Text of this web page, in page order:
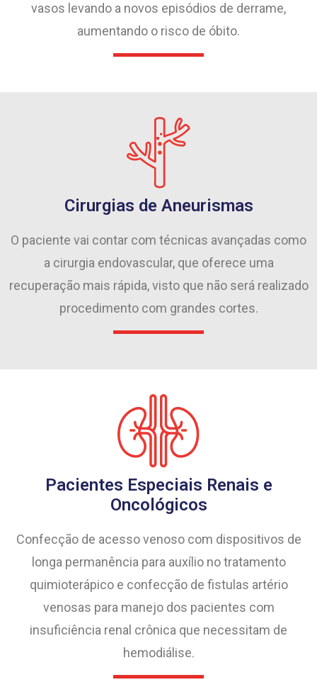
vasos levando a novos episódios de derrame,
aumentando o risco de óbito.
Cirurgias de Aneurismas
O paciente vai contar com técnicas avançadas como
a cirurgia endovascular, que oferece uma
recuperação mais rápida, visto que não será realizado
procedimento com grandes cortes.
Pacientes Especiais Renais e
Oncológicos
Confecção de acesso venoso com dispositivos de
longa permanência para auxílio no tratamento
quimioterápico e confecção de fistulas artério
venosas para manejo dos pacientes com
insuficiência renal crônica que necessitam de
hemodiálise.